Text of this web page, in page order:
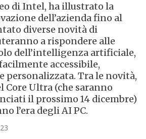
di Intel, ha illustrato la
dell’azienda fino al
diverse novità di
a rispondere alle
dell’intelligenza artificiale,
accessibile,
personalizzata. Tra le novità,
Core Ultra (che saranno
il prossimo 14 dicembre)
l’era degli AI PC.